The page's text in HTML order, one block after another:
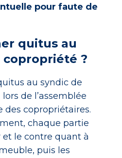
pour faute de
quitus au
copropriété ?
au syndic de
de l’assemblée
des copropriétaires.
chaque partie
le contre quant à
puis les